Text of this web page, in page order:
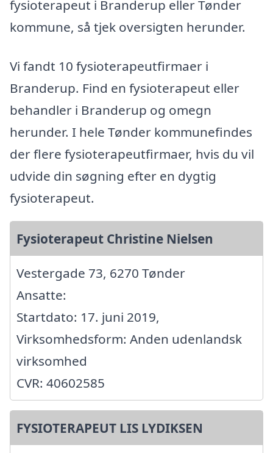
fysioterapeut i Branderup eller Tønder
kommune, så tjek oversigten herunder.
Vi fandt 10 fysioterapeutfirmaer i
Branderup. Find en fysioterapeut eller
behandler i Branderup og omegn
herunder. I hele Tønder kommunefindes
der flere fysioterapeutfirmaer, hvis du vil
udvide din søgning efter en dygtig
fysioterapeut.
Fysioterapeut Christine Nielsen
Vestergade 73, 6270 Tønder
Ansatte:
Startdato: 17. juni 2019,
Virksomhedsform: Anden udenlandsk
virksomhed
CVR: 40602585
FYSIOTERAPEUT LIS LYDIKSEN